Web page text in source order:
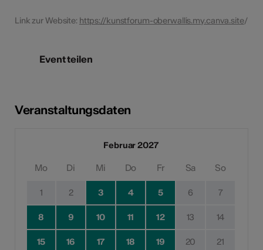
Link zur Website: https://kunstforum-oberwallis.my.canva.site/
Event teilen
Veranstaltungsdaten
Februar 2027
Mo Di Mi Do Fr Sa So
1 2 3 4 5 6 7
8 9 10 11 12 13 14
15 16 17 18 19 20 21